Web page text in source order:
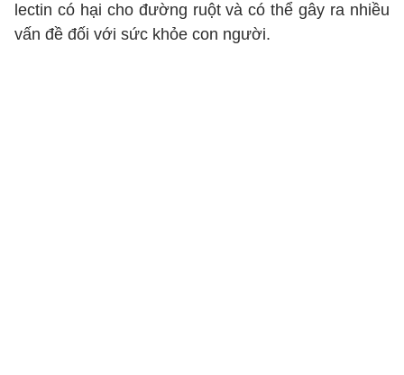
lectin có hại cho đường ruột và có thể gây ra nhiều
vấn đề đối với sức khỏe con người.